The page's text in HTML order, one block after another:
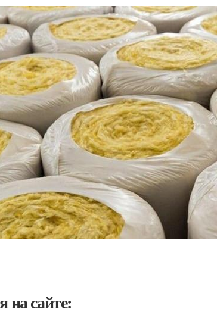
на сайте: